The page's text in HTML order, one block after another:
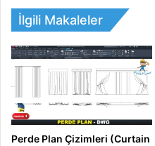
İlgili Makaleler
Perde Plan Çizimleri (Curtain